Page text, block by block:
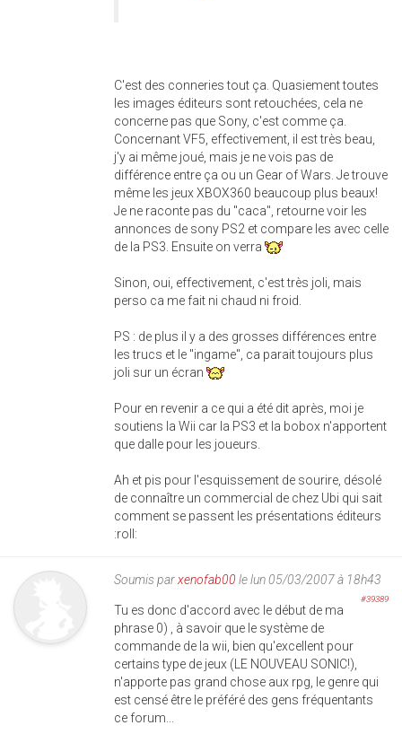
C'est des conneries tout ça. Quasiement toutes
les images éditeurs sont retouchées, cela ne
concerne pas que Sony, c'est comme ça.
Concernant VF5, effectivement, il est très beau,
j'y ai même joué, mais je ne vois pas de
différence entre ça ou un Gear of Wars. Je trouve
même les jeux XBOX360 beaucoup plus beaux!
Je ne raconte pas du "caca", retourne voir les
annonces de sony PS2 et compare les avec celle
de la PS3. Ensuite on verra
Sinon, oui, effectivement, c'est très joli, mais
perso ca me fait ni chaud ni froid.
PS : de plus il y a des grosses différences entre
les trucs et le "ingame", ca parait toujours plus
joli sur un écran
Pour en revenir a ce qui a été dit après, moi je
soutiens la Wii car la PS3 et la bobox n'apportent
que dalle pour les joueurs.
Ah et pis pour l'esquissement de sourire, désolé
de connaître un commercial de chez Ubi qui sait
comment se passent les présentations éditeurs
:roll:
Soumis parxenofab00 le lun 05/03/2007 à 18h43
#39389
Tu es donc d'accord avec le début de ma
phrase 0) , à savoir que le système de
commande de la wii, bien qu'excellent pour
certains type de jeux (LE NOUVEAU SONIC!),
n'apporte pas grand chose aux rpg, le genre qui
est censé être le préféré des gens fréquentants
ce forum...